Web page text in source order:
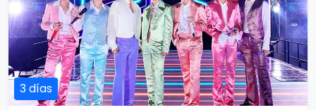
3 días